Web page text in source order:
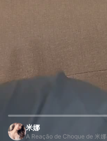
米娜
A Reação de Choque de 米娜